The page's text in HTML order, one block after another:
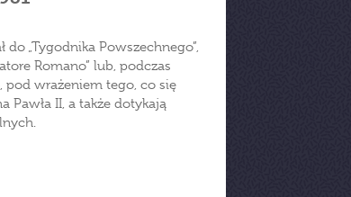
„Tygodnika Powszechnego”,
Romano” lub, podczas
pod wrażeniem tego, co się
Pawła II, a także dotykają